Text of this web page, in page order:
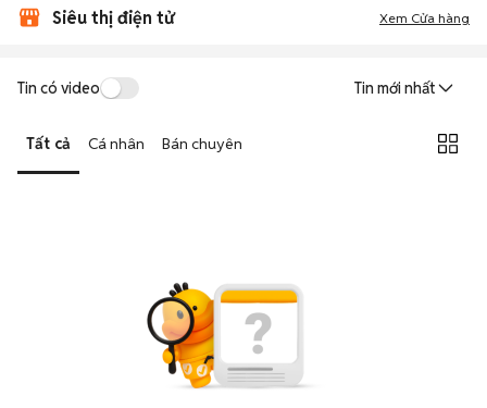
Siêu thị điện tử Xem Cửa hàng
Tin có video Tin mới nhất
Tất cả Cá nhân Bán chuyên